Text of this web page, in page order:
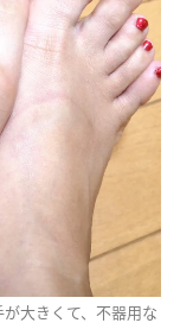
大きくて、不器用な